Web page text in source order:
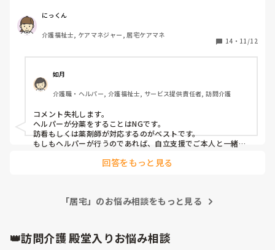
ホチキスで止めて
更に袋に日付書き、朝昼ときちんと分けてセットしてくれて
います
体調安定されている方で、そうしてもらうことで本人様はき
ちんと服薬でき、デイサービス職員もお迎え時に薬の飲み忘
れがないことの確認が出来ています。
引き継ぎ時担当ケアマネさんにヘルパーさんによるセットな
どは大丈夫と言われましたが、念の為ネット検索。結果まだ
もやもやしており
にはあたりませんか？
にっくん
介護福祉士, ケアマネジャー, 居宅ケアマネ
14 ・ 11/12
如月
介護職・ヘルパー, 介護福祉士, サービス提供責任者, 訪問介護
コメント失礼します。
ヘルパーが分薬をすることはNGです。
訪看もしくは薬剤師が対応するのがベストです。
もしもヘルパーが行うのであれば、自立支援でご本人と一緒に
回答をもっと見る
「居宅」のお悩み相談をもっと見る
👑訪問介護 殿堂入りお悩み相談